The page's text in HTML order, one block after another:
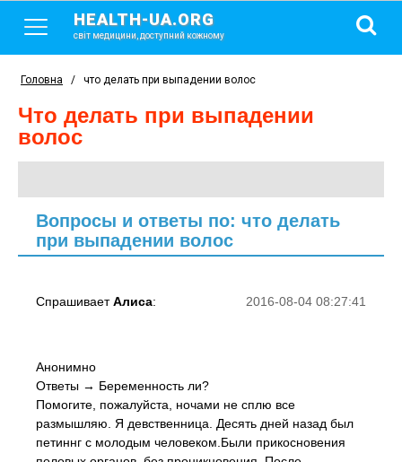
HEALTH-UA.ORG
світ медицини, доступний кожному
Головна / что делать при выпадении волос
что делать при выпадении
волос
Вопросы и ответы по: что делать
при выпадении волос
2016-08-04 08:27:41
СпрашиваетАлиса:
Анонимно
Ответы → Беременность ли?
Помогите, пожалуйста, ночами не сплю все
размышляю. Я девственница. Десять дней назад был
петиннг с молодым человеком.Были прикосновения